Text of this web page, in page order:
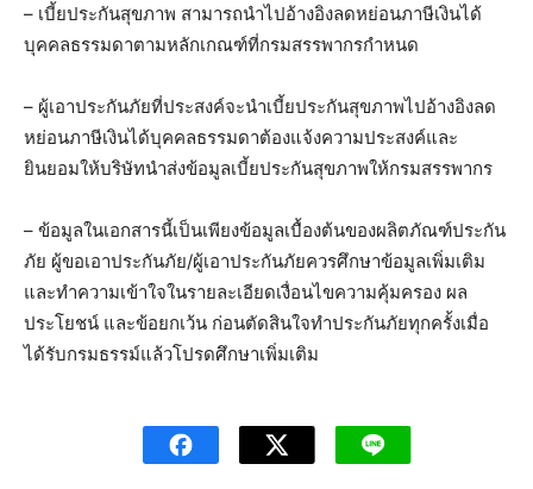
– เบี้ยประกันสุขภาพ สามารถนำไปอ้างอิงลดหย่อนภาษีเงินได้
บุคคลธรรมดาตามหลักเกณฑ์ที่กรมสรรพากรกำหนด
– ผู้เอาประกันภัยที่ประสงค์จะนำเบี้ยประกันสุขภาพไปอ้างอิงลด
หย่อนภาษีเงินได้บุคคลธรรมดาต้องแจ้งความประสงค์และ
ยินยอมให้บริษัทนำส่งข้อมูลเบี้ยประกันสุขภาพให้กรมสรรพากร
– ข้อมูลในเอกสารนี้เป็นเพียงข้อมูลเบื้องต้นของผลิตภัณฑ์ประกัน
ภัย ผู้ขอเอาประกันภัย/ผู้เอาประกันภัยควรศึกษาข้อมูลเพิ่มเติม
และทำความเข้าใจในรายละเอียดเงื่อนไขความคุ้มครอง ผล
ประโยชน์ และข้อยกเว้น ก่อนตัดสินใจทำประกันภัยทุกครั้งเมื่อ
ได้รับกรมธรรม์แล้วโปรดศึกษาเพิ่มเติม